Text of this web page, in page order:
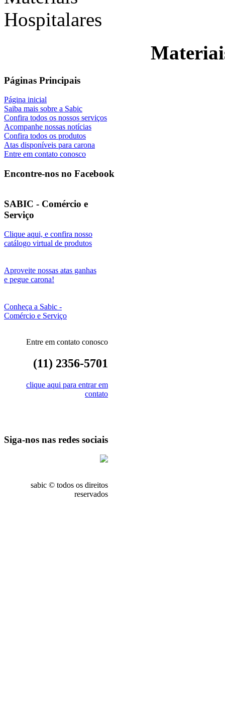
Páginas Principais
Página inicial
Saiba mais sobre a Sabic
Confira todos os nossos serviços
Acompanhe nossas notícias
Confira todos os produtos
Atas disponíveis para carona
Entre em contato conosco
Encontre-nos no Facebook
SABIC - Comércio e
Serviço
Clique aqui, e confira nosso
catálogo virtual de produtos
Aproveite nossas atas ganhas
e pegue carona!
Conheça a Sabic -
Comércio e Serviço
Entre em contato conosco
(11) 2356-5701
clique aqui para entrar em
contato
Siga-nos nas redes sociais
sabic © todos os direitos
reservados